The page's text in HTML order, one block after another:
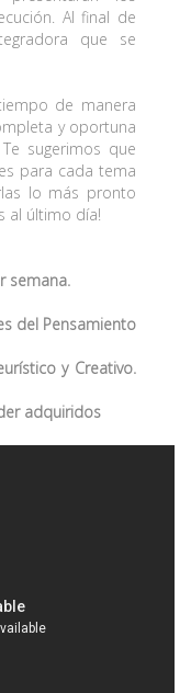
Al final de
que se
de manera
y oportuna
sugerimos que
para cada tema
lo más pronto
al último día!
semana.
del Pensamiento
y Creativo.
adquiridos